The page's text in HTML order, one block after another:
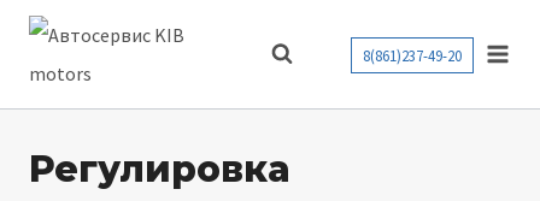
Перейти
8(861)237-49-20
Регулировка